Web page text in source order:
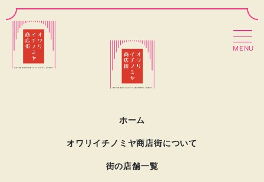
MENU
ホーム
オワリイチノミヤ商店街について
街の店舗一覧